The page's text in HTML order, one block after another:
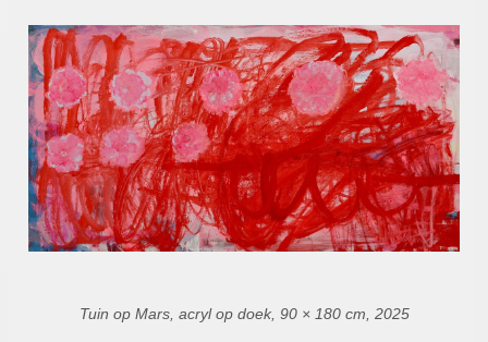
Tuin op Mars, acryl op doek, 90 × 180 cm, 2025